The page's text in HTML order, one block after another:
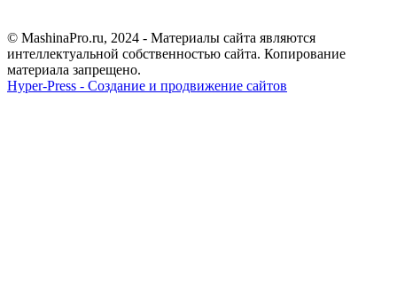
© MashinaPro.ru, 2024 - Материалы сайта являются
интеллектуальной собственностью сайта. Копирование
материала запрещено.
Hyper-Press - Создание и продвижение сайтов